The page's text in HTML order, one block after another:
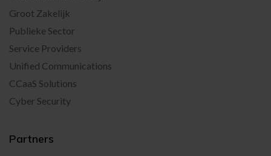
Groot Zakelijk
Publieke Sector
Service Providers
Unified Communications
CCaaS Solutions
Cyber Security
Partners